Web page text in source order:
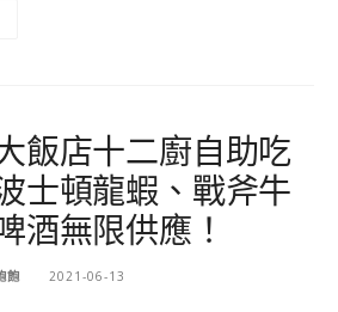
飯店十二廚自助吃
士頓龍蝦、戰斧牛
酒無限供應！
飽 2021-06-13